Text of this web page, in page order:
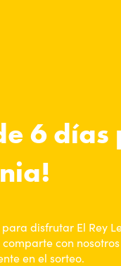
6 días
disfrutar El Rey
con
en el sorteo.